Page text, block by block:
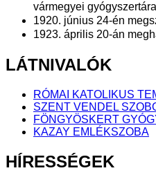
vármegyei
1920. június 24-én
1923. április 20-án
LÁTNIVALÓK
RÓMAI KATOLIKUS
SZENT VENDEL
FÖNGYÖSKERT
KAZAY EMLÉKSZOBA
HÍRESSÉGEK